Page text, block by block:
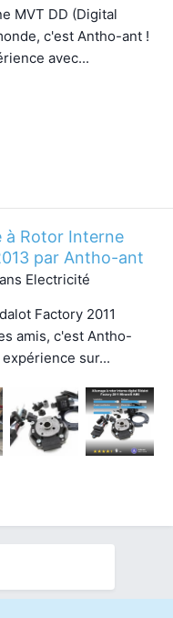
MVT DD (Digital
c'est Antho-ant !
avec...
à Rotor Interne
par Antho-ant
Electricité
Factory 2011
amis, c'est Antho-
sur...